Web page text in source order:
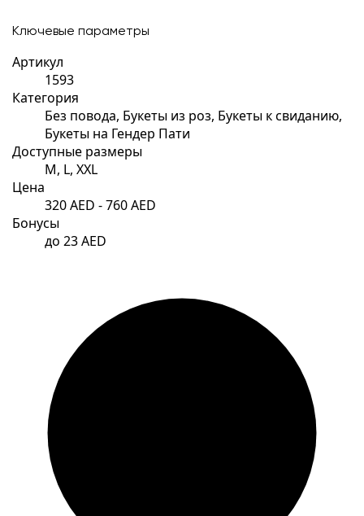
Ключевые параметры
Артикул
1593
Категория
Без повода, Букеты из роз, Букеты к свиданию,
Букеты на Гендер Пати
Доступные размеры
M, L, XXL
Цена
320 AED - 760 AED
Бонусы
до 23 AED